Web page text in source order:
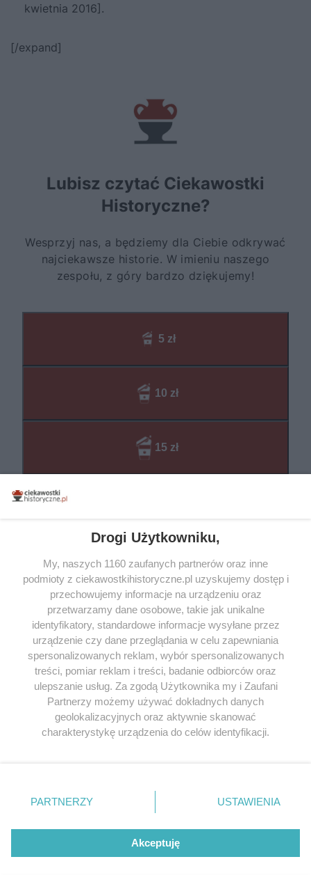
kwietnia 2016].
[/expand]
Drogi Użytkowniku,
My, naszych 1160 zaufanych partnerów oraz inne
podmioty z ciekawostkihistoryczne.pl uzyskujemy dostęp i
przechowujemy informacje na urządzeniu oraz
przetwarzamy dane osobowe, takie jak unikalne
identyfikatory, standardowe informacje wysyłane przez
urządzenie czy dane przeglądania w celu zapewniania
spersonalizowanych reklam, wybór spersonalizowanych
treści, pomiar reklam i treści, badanie odbiorców oraz
ulepszanie usług. Za zgodą Użytkownika my i Zaufani
Partnerzy możemy używać dokładnych danych
geolokalizacyjnych oraz aktywnie skanować
charakterystykę urządzenia do celów identyfikacji.
zmienić/wycofać klikając przycisk ustawień prywatności
znajdujący się w lewym dolnym rogu strony
. Niektóre
użytkownika, ale masz prawo sprzeciwić się takiemu
przetwarzaniu. Preferencje będą miały zastosowania tylko
PARTNERZY USTAWIENIA
Akceptuję